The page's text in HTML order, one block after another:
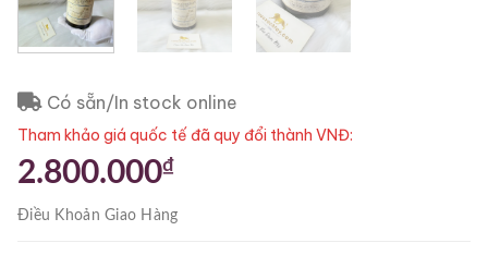
Có sẵn/In stock online
Tham khảo giá quốc tế đã quy đổi thành VNĐ:
2.800.000₫
Điều KhoảnGiao Hàng